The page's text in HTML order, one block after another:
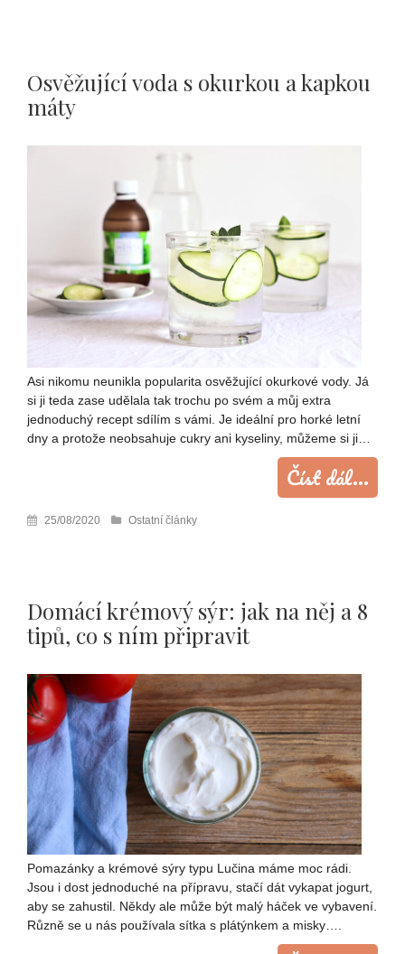
Osvěžující voda s okurkou a kapkou
máty
Asi nikomu neunikla popularita osvěžující okurkové vody. Já
si ji teda zase udělala tak trochu po svém a můj extra
jednoduchý recept sdílím s vámi. Je ideální pro horké letní
dny a protože neobsahuje cukry ani kyseliny, můžeme si ji…
Číst dál...
25/08/2020 Ostatní články
Domácí krémový sýr: jak na něj a 8
tipů, co s ním připravit
Pomazánky a krémové sýry typu Lučina máme moc rádi.
Jsou i dost jednoduché na přípravu, stačí dát vykapat jogurt,
aby se zahustil. Někdy ale může být malý háček ve vybavení.
Různě se u nás používala sítka s plátýnkem a misky….